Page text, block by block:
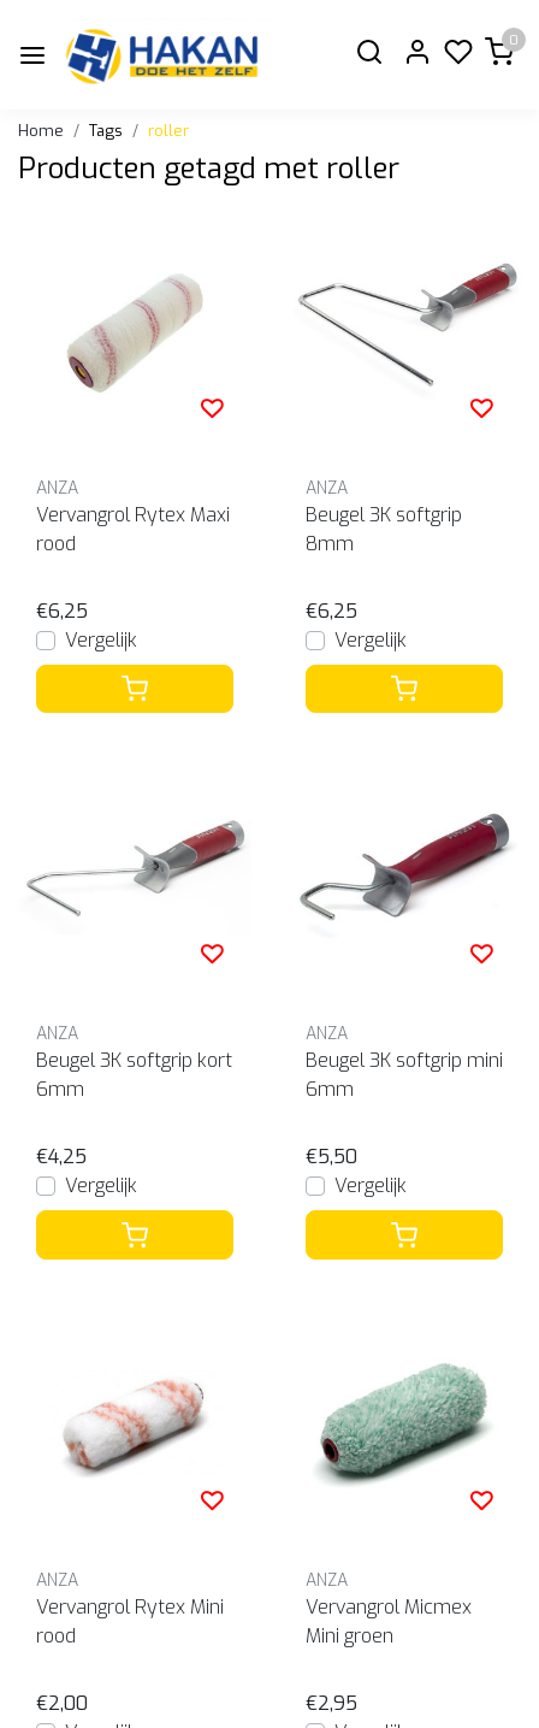
0
Home Tags roller
Producten getagd met roller
ANZA
Vervangrol Rytex Maxi
rood
€6,25
Vergelijk
ANZA
Beugel 3K softgrip
8mm
€6,25
Vergelijk
ANZA
Beugel 3K softgrip kort
6mm
€4,25
Vergelijk
ANZA
Beugel 3K softgrip mini
6mm
€5,50
Vergelijk
ANZA
Vervangrol Rytex Mini
rood
€2,00
ANZA
Vervangrol Micmex
Mini groen
€2,95